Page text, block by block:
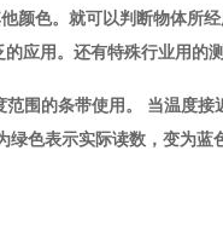
颜色。就可以判断物体所
应用。还有特殊行业用的
围的条带使用。 当温度接
色表示实际读数，变为蓝